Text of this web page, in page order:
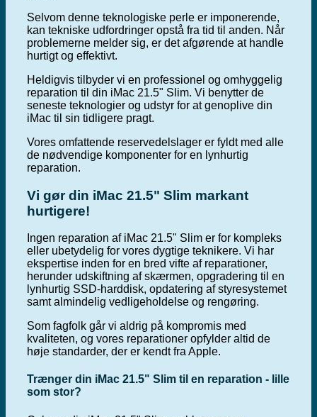
Selvom denne teknologiske perle er imponerende,
kan tekniske udfordringer opstå fra tid til anden. Når
problemerne melder sig, er det afgørende at handle
hurtigt og effektivt.
Heldigvis tilbyder vi en professionel og omhyggelig
reparation til din iMac 21.5" Slim. Vi benytter de
seneste teknologier og udstyr for at genoplive din
iMac til sin tidligere pragt.
Vores omfattende reservedelslager er fyldt med alle
de nødvendige komponenter for en lynhurtig
reparation.
Vi gør din iMac 21.5" Slim markant
hurtigere!
Ingen reparation af iMac 21.5" Slim er for kompleks
eller ubetydelig for vores dygtige teknikere. Vi har
ekspertise inden for en bred vifte af reparationer,
herunder udskiftning af skærmen, opgradering til en
lynhurtig SSD-harddisk, opdatering af styresystemet
samt almindelig vedligeholdelse og rengøring.
Som fagfolk går vi aldrig på kompromis med
kvaliteten, og vores reparationer opfylder altid de
høje standarder, der er kendt fra Apple.
Trænger din iMac 21.5" Slim til en reparation - lille
som stor?